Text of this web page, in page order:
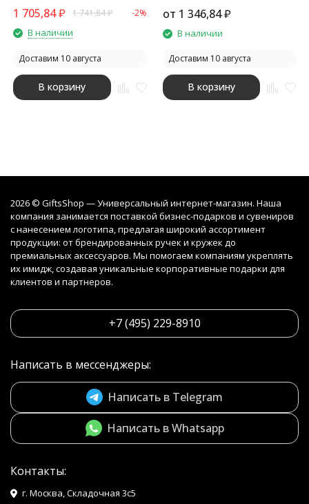
1 705,84₽ 1 741,84₽ -2%
В наличии
Доставим 10 августа
В корзину
от 1 346,84 ₽
В наличии
Доставим 10 августа
В корзину
2026 © GiftsShop — Универсальный интернет-магазин. Наша
компания занимается поставкой бизнес-подарков и сувениров
с нанесением логотипа, предлагая широкий ассортимент
продукции: от брендированных ручек и кружек до
премиальных аксессуаров. Мы помогаем компаниям укреплять
их имидж, создавая уникальные корпоративные подарки для
клиентов и партнеров.
+7 (495) 229-8910
Написать в мессенджеры:
Написать в Telegram
Написать в Whatsapp
Контакты:
г. Москва, Складочная 3с5